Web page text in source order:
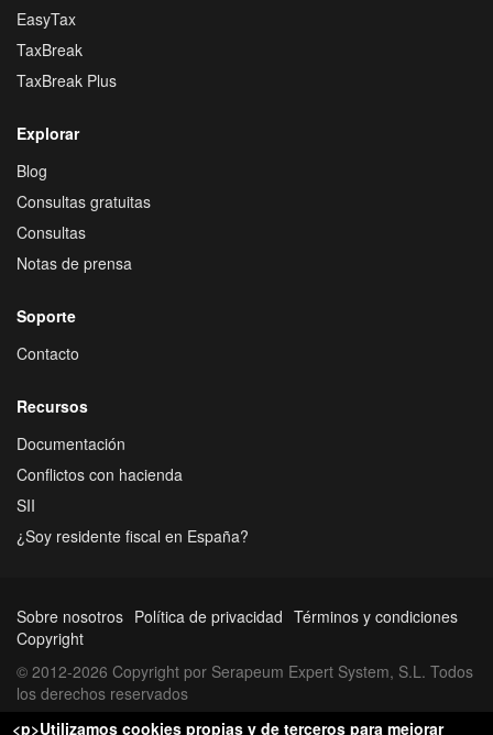
EasyTax
TaxBreak
TaxBreak Plus
Explorar
Blog
Consultas gratuitas
Consultas
Notas de prensa
Soporte
Contacto
Recursos
Documentación
Conflictos con hacienda
SII
¿Soy residente fiscal en España?
Sobre nosotros Política de privacidad Términos y condiciones
Copyright
© 2012-2026 Copyright por Serapeum Expert System, S.L. Todos
los derechos reservados
<p>Utilizamos cookies propias y de terceros para mejorar